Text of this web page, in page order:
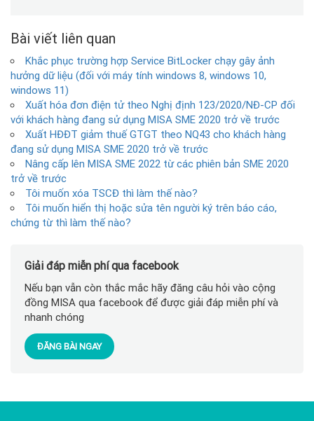
Bài viết liên quan
Khắc phục trường hợp Service BitLocker chạy gây ảnh
hưởng dữ liệu (đối với máy tính windows 8, windows 10,
windows 11)
Xuất hóa đơn điện tử theo Nghị định 123/2020/NĐ-CP đối
với khách hàng đang sử dụng MISA SME 2020 trở về trước
Xuất HĐĐT giảm thuế GTGT theo NQ43 cho khách hàng
đang sử dụng MISA SME 2020 trở về trước
Nâng cấp lên MISA SME 2022 từ các phiên bản SME 2020
trở về trước
Tôi muốn xóa TSCĐ thì làm thế nào?
Tôi muốn hiển thị hoặc sửa tên người ký trên báo cáo,
chứng từ thì làm thế nào?
Giải đáp miễn phí qua facebook
Nếu bạn vẫn còn thắc mắc hãy đăng câu hỏi vào cộng
đồng MISA qua facebook để được giải đáp miễn phí và
nhanh chóng
ĐĂNG BÀI NGAY